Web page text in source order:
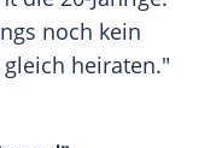
noch kein
heiraten."